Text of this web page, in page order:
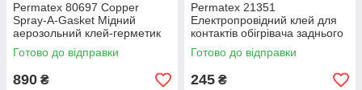
Permatex 80697 Copper
Spray-A-Gasket Мідний
аерозольний клей-герметик
для прокладок ГБЦ
Готово до відправки
890 ₴
Permatex 21351
Електропровідний клей для
контактів обігрівача заднього
скла
Готово до відправки
245 ₴